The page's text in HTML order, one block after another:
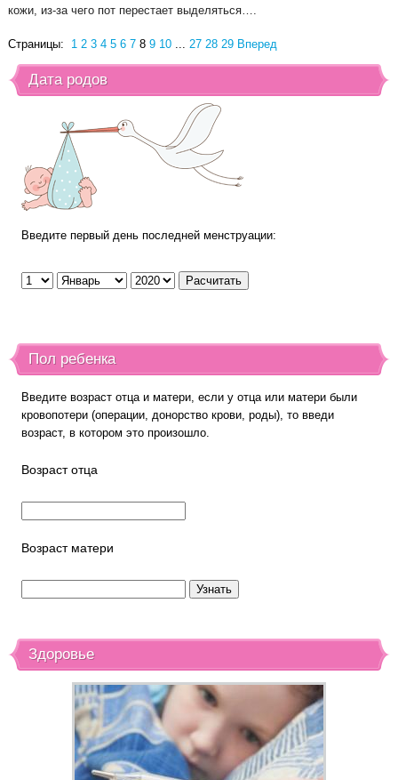
кожи, из-за чего пот перестает выделяться….
Страницы: 1 2 3 4 5 6 7 8 9 10 ... 27 28 29 Вперед
Дата родов
Введите первый день последней менструации:
Пол ребенка
Введите возраст отца и матери, если у отца или матери были
кровопотери (операции, донорство крови, роды), то введи
возраст, в котором это произошло.
Возраст отца
Возраст матери
Здоровье